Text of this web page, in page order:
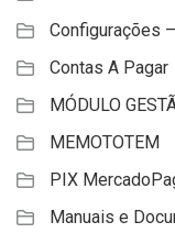
Configurações
Contas A Pagar
MÓDULO
MEMOTOTEM
PIX
Manuais e